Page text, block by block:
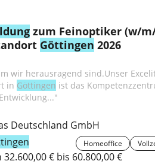
zum Feinoptiker (w/
Göttingen 2026
wir herausragend sind.Unser
in Göttingen ist das
Deutschland GmbH
Homeoffice
32.600,00 € bis 60.800,00 €